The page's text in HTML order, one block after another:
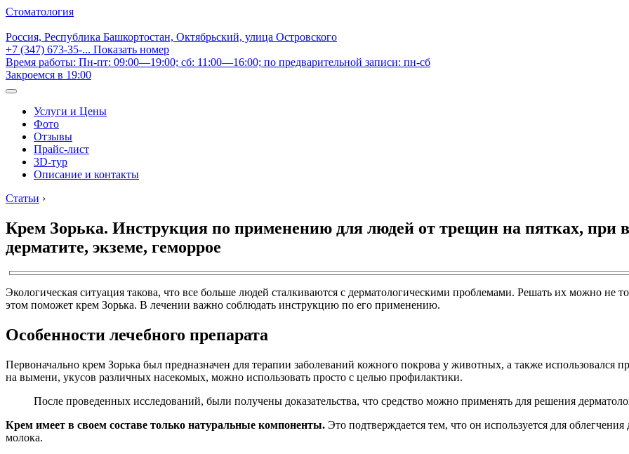
Стоматология
Россия, Республика Башкортостан, Октябрьский, улица Островского
+7 (347) 673-35-... Показать номер
Время работы: Пн-пт: 09:00—19:00; сб: 11:00—16:00; по предварительной записи: пн-сб
Закроемся в 19:00
Услуги и Цены
Фото
Отзывы
Прайс-лист
3D-тур
Описание и контакты
Статьи ›
Крем Зорька. Инструкция по применению для людей от трещин на пятках, при
дерматите, экземе, геморрое
Экологическая ситуация такова, что все больше людей сталкиваются с дерматологическими проблемами. Решать их можно не
этом поможет крем Зорька. В лечении важно соблюдать инструкцию по его применению.
Особенности лечебного препарата
Первоначально крем Зорька был предназначен для терапии заболеваний кожного покрова у животных, а также
на вымени, укусов различных насекомых, можно использовать просто с целью профилактики.
После проведенных исследований, были получены доказательства, что средство можно применять для решения
Крем имеет в своем составе только натуральные компоненты. Это подтверждается тем, что он используется для
молока.